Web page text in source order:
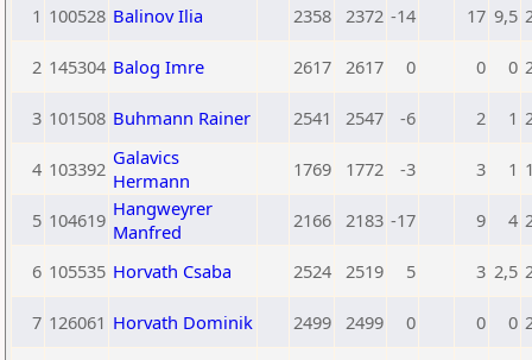
1 100528 Balinov Ilia 2358 2372 -14 17 9,5
2 145304 Balog Imre 2617 2617 0 0 0
3 101508 Buhmann Rainer 2541 2547 -6 2 1
4 103392 Galavics
Hermann
1769 1772 -3 3 1
5 104619 Hangweyrer
Manfred
2166 2183 -17 9 4
6 105535 Horvath Csaba 2524 2519 5 3 2,5
7 126061 Horvath Dominik 2499 2499 0 0 0